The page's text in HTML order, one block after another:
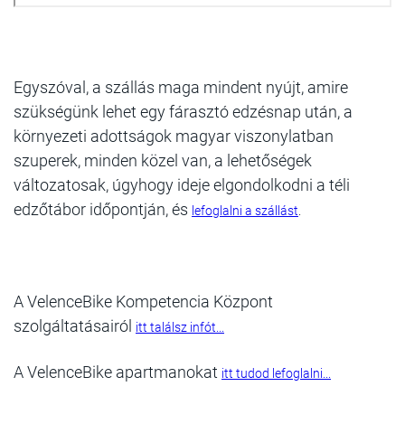
Egyszóval, a szállás maga mindent nyújt, amire
szükségünk lehet egy fárasztó edzésnap után, a
környezeti adottságok magyar viszonylatban
szuperek, minden közel van, a lehetőségek
változatosak, úgyhogy ideje elgondolkodni a téli
edzőtábor időpontján, és lefoglalni a szállást.
A VelenceBike Kompetencia Központ
szolgáltatásairól itt találsz infót...
A VelenceBike apartmanokat itt tudod lefoglalni...